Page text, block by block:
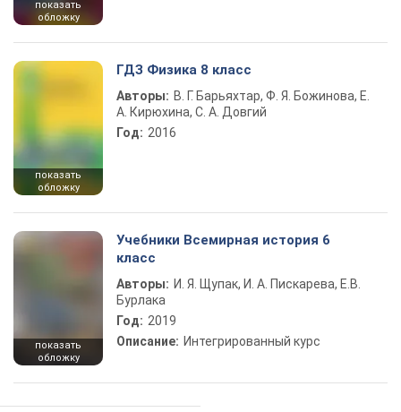
показать
обложку
показать
обложку
ГДЗ Физика 8 класс
Авторы: В. Г. Барьяхтар, Ф. Я. Божинова, Е.
А. Кирюхина, С. А. Довгий
Год: 2016
показать
обложку
Учебники Всемирная история 6
класс
Авторы: И. Я. Щупак, И. А. Пискарева, Е.В.
Бурлака
Год: 2019
Описание: Интегрированный курс